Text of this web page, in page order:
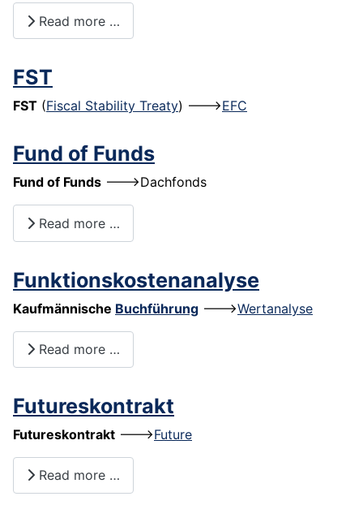
Read more …
FST
FST (Fiscal Stability Treaty) --->EFC
Fund of Funds
Fund of Funds --->Dachfonds
Read more …
Funktionskostenanalyse
Kaufmännische Buchführung --->Wertanalyse
Read more …
Futureskontrakt
Futureskontrakt --->Future
Read more …